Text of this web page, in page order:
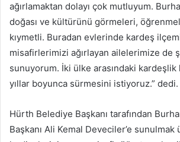
ağırlamaktan dolayı çok mutluyum.
doğası ve kültürünü görmeleri,
kıymetli. Buradan evlerinde kardeş
misafirlerimizi ağırlayan ailelerimize de
sunuyorum. İki ülke arasındaki
yıllar boyunca sürmesini istiyoruz.” dedi.
Hürth Belediye Başkanı tarafından
Başkanı Ali Kemal Deveciler’e